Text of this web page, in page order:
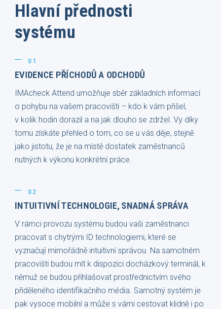
Hlavní přednosti
systému
01
EVIDENCE PŘÍCHODŮ A ODCHODŮ
IMAcheck Attend umožňuje sběr základních informací
o pohybu na vašem pracovišti – kdo k vám přišel,
v kolik hodin dorazil a na jak dlouho se zdržel. Vy díky
tomu získáte přehled o tom, co se u vás děje, stejně
jako jistotu, že je na místě dostatek zaměstnanců
nutných k výkonu konkrétní práce.
02
INTUITIVNÍ TECHNOLOGIE, SNADNÁ SPRÁVA
V rámci provozu systému budou vaši zaměstnanci
pracovat s chytrými ID technologiemi, které se
vyznačují mimořádně intuitivní správou. Na samotném
pracovišti budou mít k dispozici docházkový terminál, k
němuž se budou přihlašovat prostřednictvím svého
přiděleného identifikačního média. Samotný systém je
pak vysoce mobilní a může s vámi cestovat klidně i po